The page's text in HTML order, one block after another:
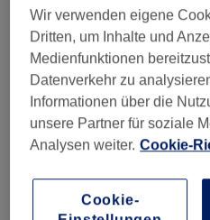
Wir verwenden eigene
Dritten, um Inhalte und
Medienfunktionen
Datenverkehr zu
Informationen über die
unsere Partner für soziale
Analysen weiter. Cookie-
Cookie-